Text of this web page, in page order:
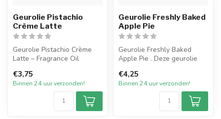
Geurolie Pistachio
Crème Latte
Geurolie Pistachio Crème
Latte – Fragrance Oil
Pistachio Crème Latte is een
w...
€3,75
Binnen 24 uur verzonden!
Geurolie Freshly Baked
Apple Pie
Geurolie Freshly Baked
Apple Pie . Deze geurolie
versgebakken...
€4,25
Binnen 24 uur verzonden!